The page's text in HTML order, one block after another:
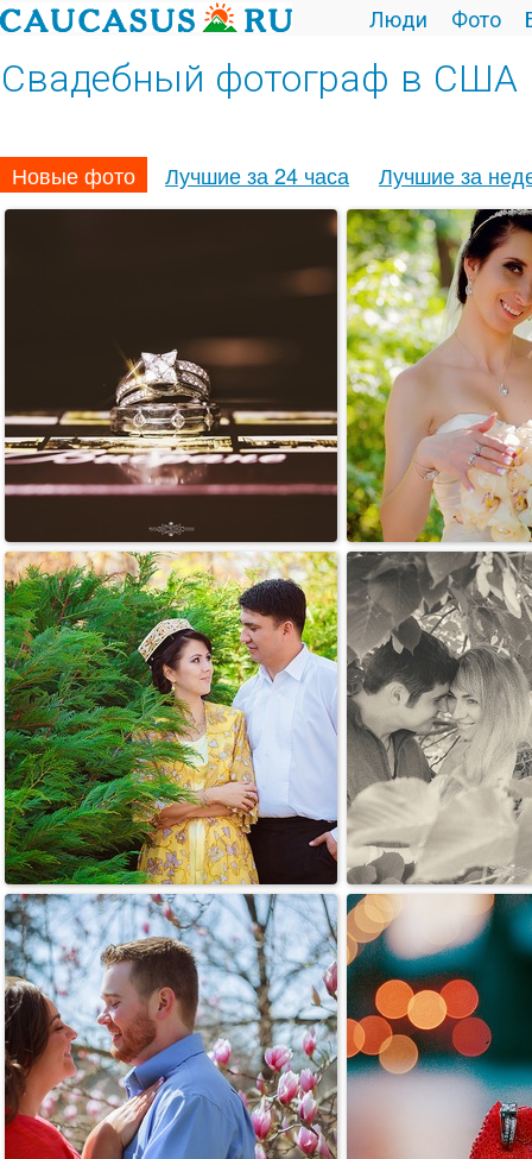
Люди Фото
Свадебный фотограф в США
Новые фото Лучшие за 24 часа Лучшие за